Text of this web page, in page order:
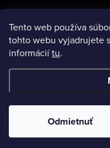
Tento web používa
tohto webu vyjadrujete
informáciítu.
Odmietnuť
e
Informácie pre vás
Copyright 2026